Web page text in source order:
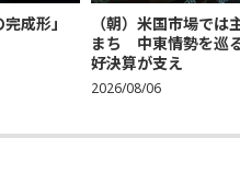
成形」
（朝）米国市場では
まち 中東情勢を巡
好決算が支え
2026/08/06